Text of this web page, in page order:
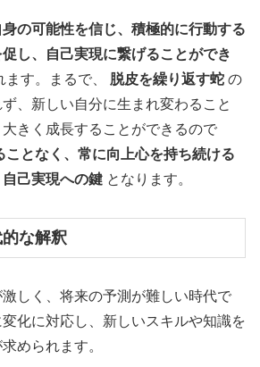
身の可能性を信じ、積極的に行動する
し、自己実現に繋げることができ
ます。まるで、 脱皮を繰り返す蛇 の
、新しい自分に生まれ変わること
きく成長することができるので
ことなく、常に向上心を持ち続ける
己実現への鍵 となります。
な解釈
しく、将来の予測が難しい時代で
化に対応し、新しいスキルや知識を
められます。